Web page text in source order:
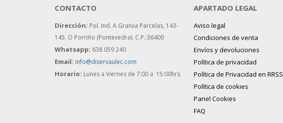
CONTACTO
Dirección: Pol. Ind. A Granxa Parcelas, 143-
145. O Porriño (Pontevedra). C.P.:36400
Whatsapp: 638 059 240
Email: info@diservaulec.com
Horario: Lunes a Viernes de 7:00 a 15:00hrs.
APARTADO LEGAL
Aviso legal
Condiciones de venta
Envíos y devoluciones
Política de privacidad
Política de Privacidad en RRSS
Política de cookies
Panel Cookies
FAQ